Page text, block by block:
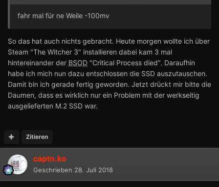
fahr mal für ne Weile -100mv
So das hat auch nichts gebracht. Heute morgen wollte ich über
Steam "The Witcher 3" installieren dabei kam 3 mal
hintereinander der BSOD "Critical Process died". Daraufhin
habe ich mich nun dazu entschlossen die SSD auszutauschen.
Damit bin ich gerade fertig geworden. Jetzt drückt mir bitte die
Daumen, dass es wirklich nur ein Problem mit der werkseitig
ausgelieferten M.2 SSD war.
Zitieren
captn.ko
Geschrieben 28. Juli 2018